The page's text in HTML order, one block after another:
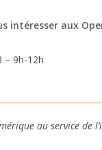
intéresser aux
– 9h-12h
au service de